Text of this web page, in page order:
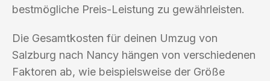
bestmögliche Preis-Leistung zu gewährleisten.
Die Gesamtkosten für deinen Umzug von
Salzburg nach Nancy hängen von verschiedenen
Faktoren ab, wie beispielsweise der Größe